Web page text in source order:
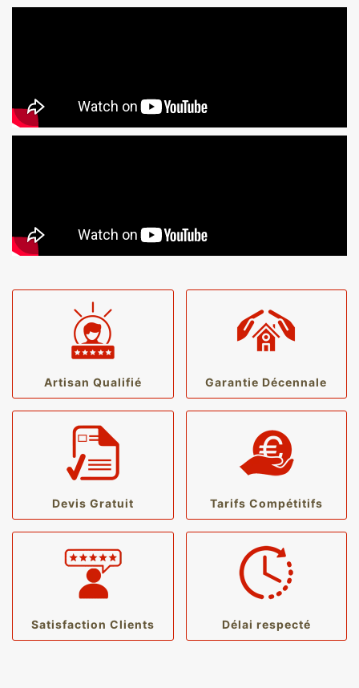
Artisan Qualifié Garantie Décennale
Devis Gratuit Tarifs Compétitifs
Satisfaction Clients Délai respecté